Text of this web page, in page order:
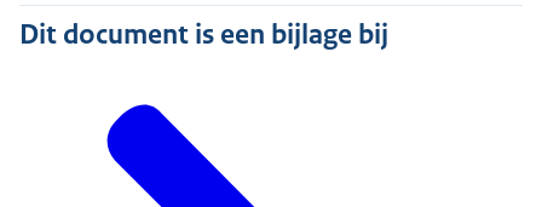
Dit document is een bijlage bij